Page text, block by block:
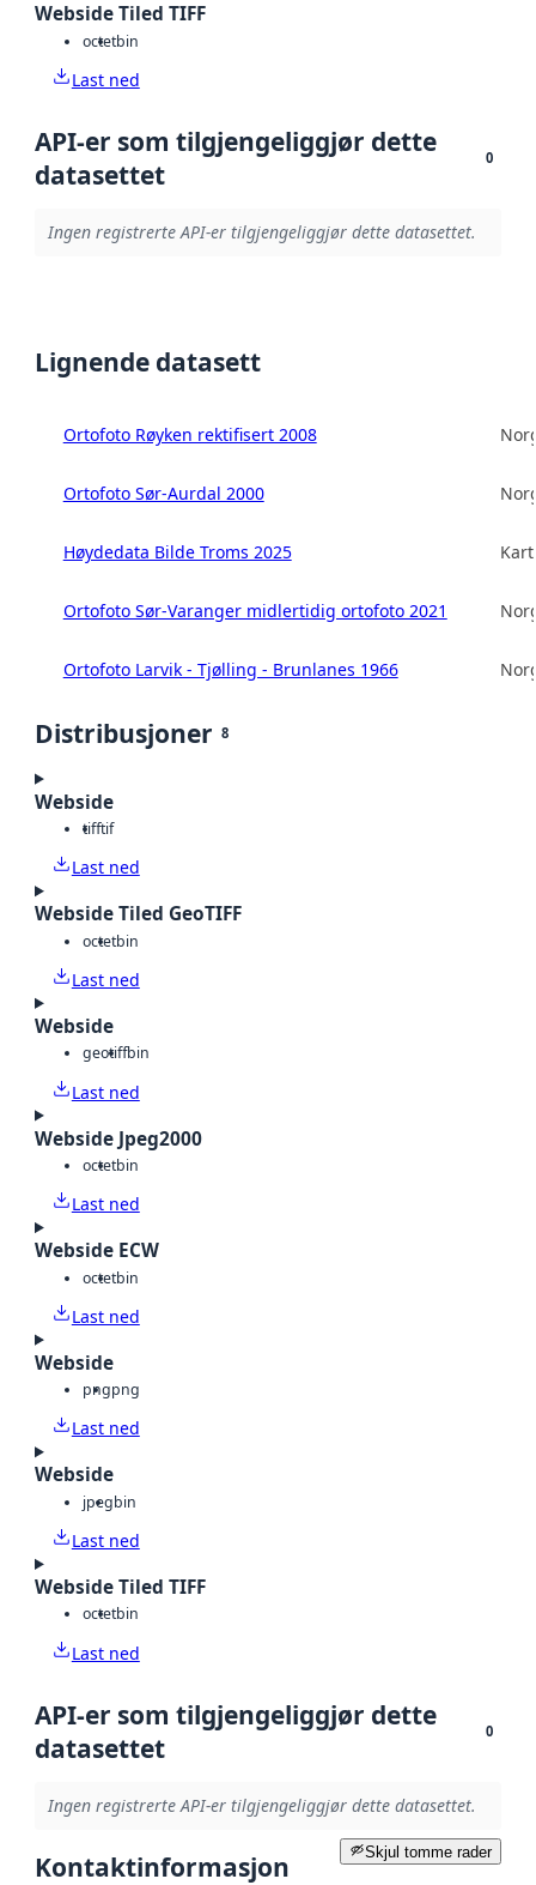
Webside Tiled TIFF
octetbin
Last ned
API-er som tilgjengeliggjør dette
datasettet
0
Ingen registrerte API-er tilgjengeliggjør dette datasettet.
Lignende datasett
Ortofoto Røyken rektifisert 2008
Ortofoto Sør-Aurdal 2000
Høydedata Bilde Troms 2025
Ortofoto Sør-Varanger midlertidig ortofoto 2021
Ortofoto Larvik - Tjølling - Brunlanes 1966
Distribusjoner 8
Webside
tifftif
Last ned
Webside Tiled GeoTIFF
octetbin
Last ned
Webside
geotiffbin
Last ned
Webside Jpeg2000
octetbin
Last ned
Webside ECW
octetbin
Last ned
Webside
pngpng
Last ned
Webside
jpegbin
Last ned
Webside Tiled TIFF
octetbin
Last ned
API-er som tilgjengeliggjør dette
datasettet
0
Ingen registrerte API-er tilgjengeliggjør dette datasettet.
Skjul tomme rader
Kontaktinformasjon